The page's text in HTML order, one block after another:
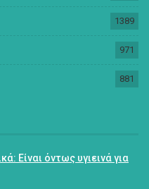
1389
971
881
Είναι όντως υγιεινά για